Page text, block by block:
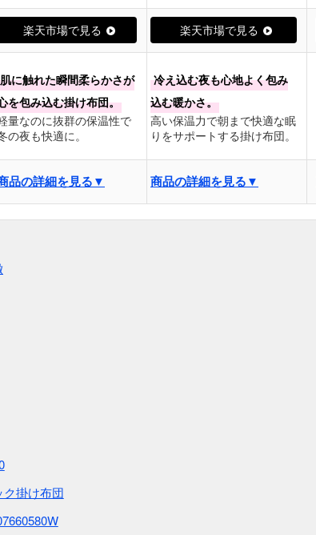
楽天市場で見る 楽天市場で見る
肌に触れた瞬間柔らかさが
を包み込む掛け布団。
量なのに抜群の保温性で
の夜も快適に。
冷え込む夜も心地よく包み
込む暖かさ。
高い保温力で朝まで快適な眠
りをサポートする掛け布団。
品の詳細を見る▼ 商品の詳細を見る▼
掛け布団